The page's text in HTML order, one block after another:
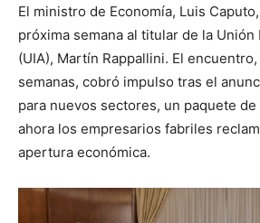
El ministro de Economía, Luis
próxima semana al titular de la
(UIA), Martín Rappallini. El
semanas, cobró impulso tras el
para nuevos sectores, un paquete
ahora los empresarios fabriles
apertura económica.